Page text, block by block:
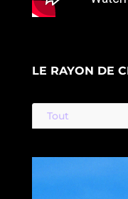
LE RAYON DE
Tout